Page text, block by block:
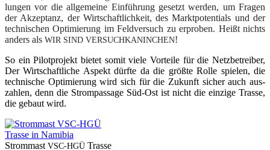
lun­gen vor die all­ge­mei­ne Ein­füh­rung gesetzt wer­den, um Fra­gen
der Akzep­tanz, der Wirt­schaft­lich­keit, des Markt­po­ten­ti­als und der
tech­ni­schen Opti­mie­rung im Feld­ver­such zu erpro­ben. Heißt nichts
anders als WIR SIND VERSUCHKANINCHEN!
So ein Pilot­pro­jekt bie­tet somit vie­le Vor­tei­le für die Netz­be­trei­ber,
Der Wirt­schaft­li­che Aspekt dürf­te da die größ­te Rol­le spie­len, die
tech­ni­sche Opti­mie­rung wird sich für die Zukunft sicher auch aus­
zah­len, denn die Strom­pas­sa­ge Süd-Ost ist nicht die ein­zi­ge Tras­se,
die gebaut wird.
Strom­mast VSC-HGÜ Tras­se